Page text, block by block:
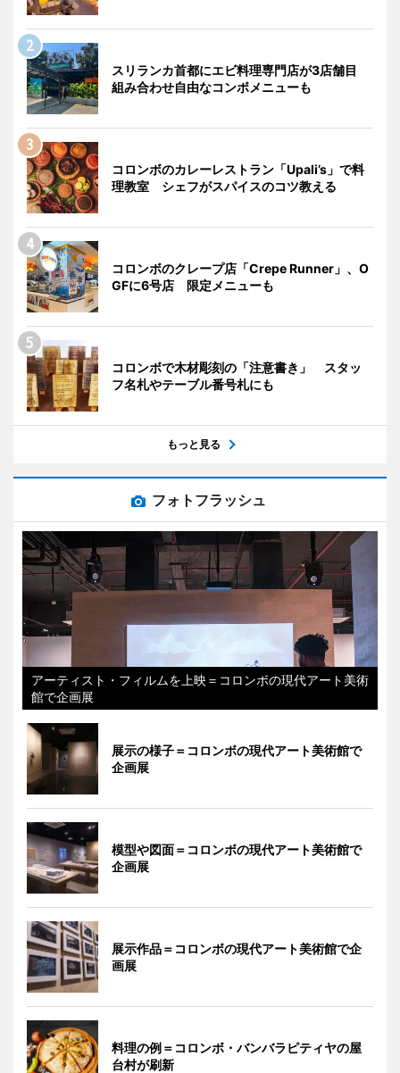
スリランカ首都にエビ料理専門店が3店舗目
組み合わせ自由なコンボメニューも
コロンボのカレーレストラン「Upali’s」で料
理教室 シェフがスパイスのコツ教える
コロンボのクレープ店「Crepe Runner」、O
GFに6号店 限定メニューも
コロンボで木材彫刻の「注意書き」 スタッ
フ名札やテーブル番号札にも
もっと見る
フォトフラッシュ
アーティスト・フィルムを上映＝コロンボの現代アート美術
館で企画展
展示の様子＝コロンボの現代アート美術館で
企画展
模型や図面＝コロンボの現代アート美術館で
企画展
展示作品＝コロンボの現代アート美術館で企
画展
料理の例＝コロンボ・バンバラピティヤの屋
台村が刷新